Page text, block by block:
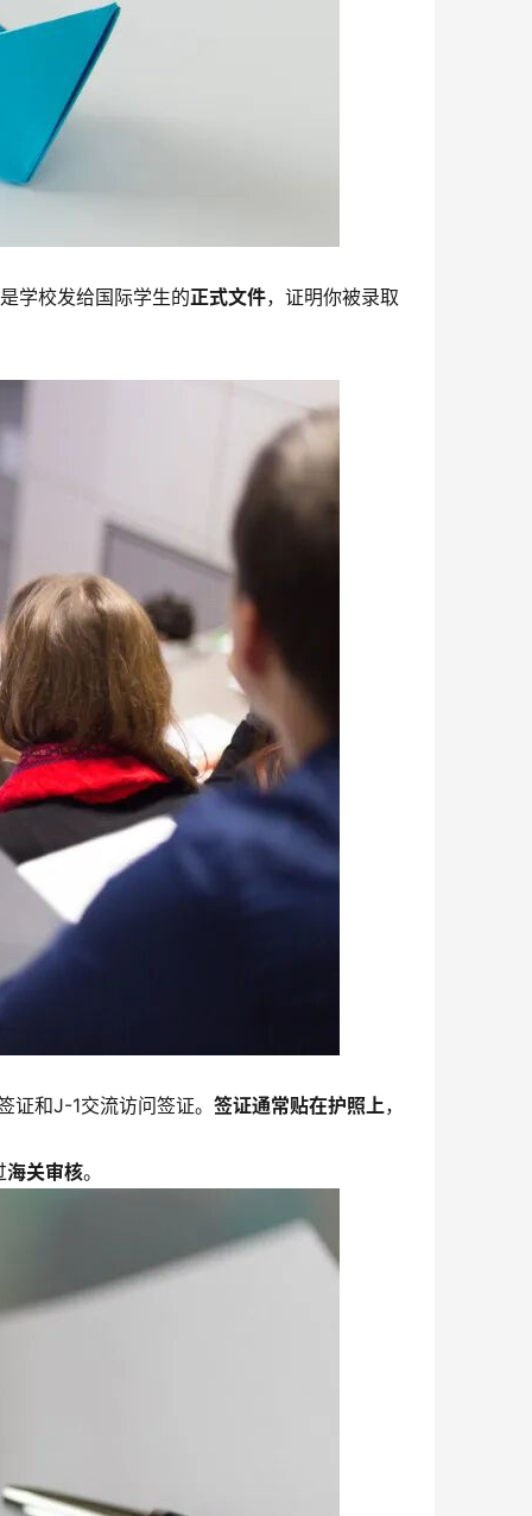
学校发给国际学生的正式文件，证明你被录取
证和J-1交流访问签证。 签证通常贴在护照上，
海关审核。